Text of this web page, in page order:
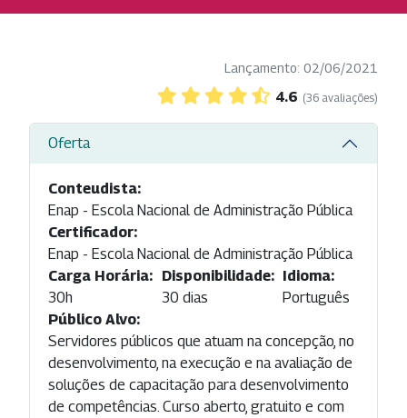
Lançamento: 02/06/2021
4.6 (36 avaliações)
Oferta
Conteudista:
Enap - Escola Nacional de Administração Pública
Certificador:
Enap - Escola Nacional de Administração Pública
Carga Horária:
30h
Disponibilidade:
30 dias
Idioma:
Português
Público Alvo:
Servidores públicos que atuam na concepção, no
desenvolvimento, na execução e na avaliação de
soluções de capacitação para desenvolvimento
de competências. Curso aberto, gratuito e com